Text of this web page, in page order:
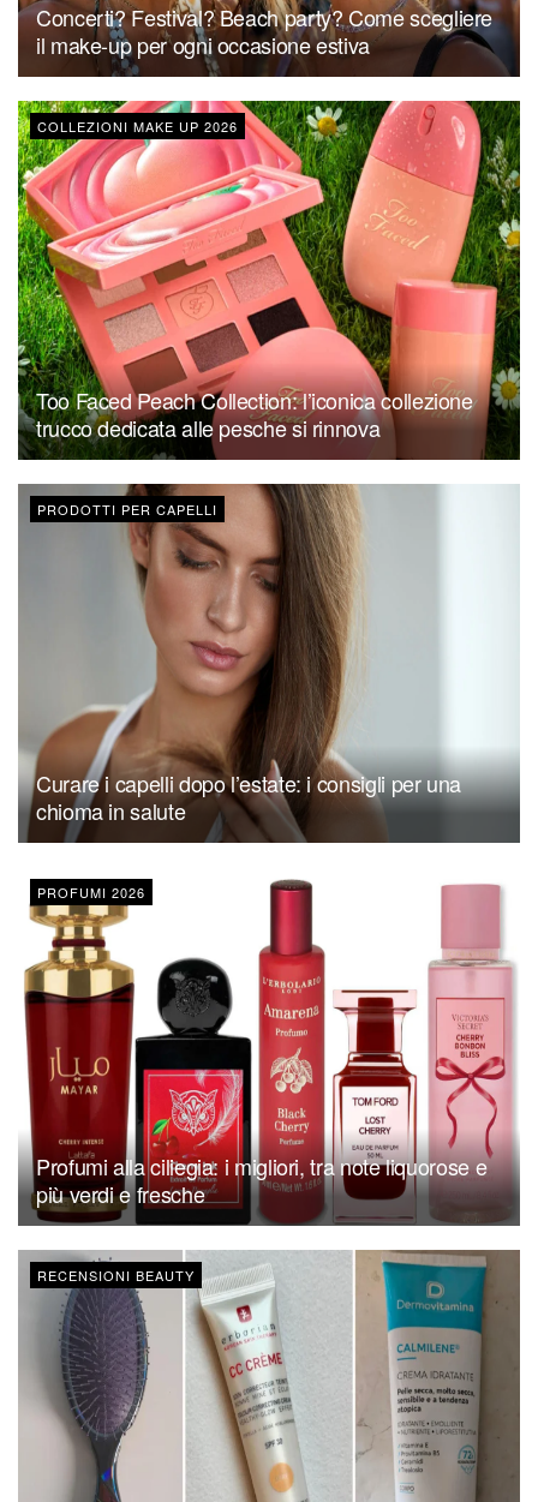
Concerti? Festival? Beach party? Come scegliere
il make-up per ogni occasione estiva
COLLEZIONI MAKE UP 2026
Too Faced Peach Collection: l’iconica collezione
trucco dedicata alle pesche si rinnova
PRODOTTI PER CAPELLI
Curare i capelli dopo l’estate: i consigli per una
chioma in salute
PROFUMI 2026
Profumi alla ciliegia: i migliori, tra note liquorose e
più verdi e fresche
RECENSIONI BEAUTY